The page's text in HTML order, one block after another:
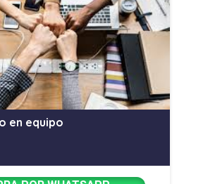
en equipo